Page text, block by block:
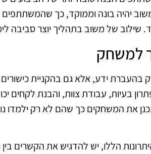
יהיה בונה וממוקד, כך שהמשתתפים
שילוב של משוב בתהליך יוצר סביבה
למשחק
ידע, אלא גם בהקניית כישורים
בעיות, עבודת צוות, והבנת לקחים
את המשחקים כך שהם לא רק ילמדו
הללו, יש להדגיש את הקשרים